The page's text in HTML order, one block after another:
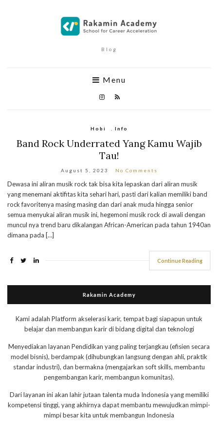
Blog
Menu
Hobi Info
Band Rock Underrated Yang Kamu Wajib
Tau!
August 5, 2023 No Comments
Dewasa ini aliran musik rock tak bisa kita lepaskan dari aliran musik
yang menemani aktifitas kita sehari hari, pasti dari kalian memiliki band
rock favoritenya masing masing dan dari anak muda hingga senior
semua menyukai aliran musik ini, hegemoni musik rock di awali dengan
muncul nya trend baru dikalangan African-American pada tahun 1940an
dimana pada […]
Continue Reading
Rakamin Academy
Kami adalah Platform akselerasi karir, tempat bagi siapapun untuk
belajar dan membangun karir di bidang digital dan teknologi
Menyediakan layanan Pendidikan yang paling terjangkau (efisien secara
model bisnis), berdampak (dihubungkan langsung dengan ahli, praktik
standar industri), dan bermakna (mengajarkan soft skills, membantu
pengembangan karir, membangun komunitas).
Dari layanan ini akan lahir jutaan talenta muda Indonesia yang memiliki
kompetensi tinggi, yang akhirnya dapat membantu mewujudkan mimpi-
mimpi besar kita untuk membangun Indonesia